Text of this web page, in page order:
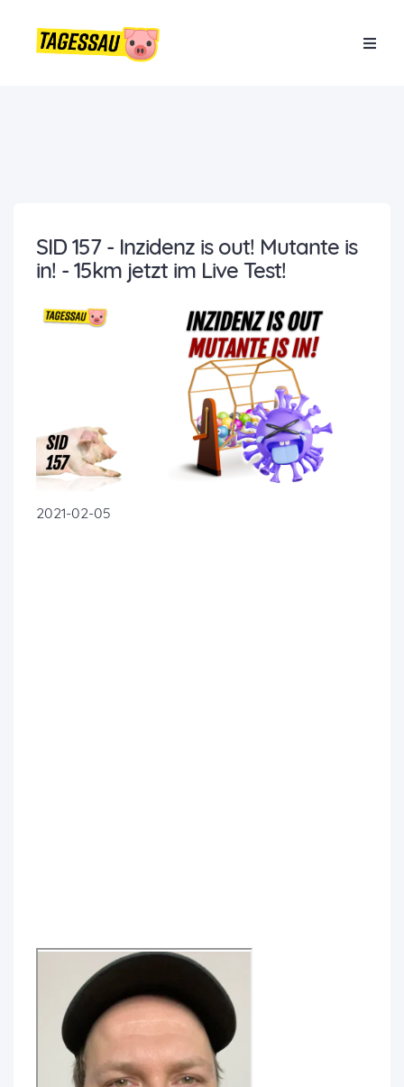
SID 157 - Inzidenz is out! Mutante is
in! - 15km jetzt im Live Test!
2021-02-05